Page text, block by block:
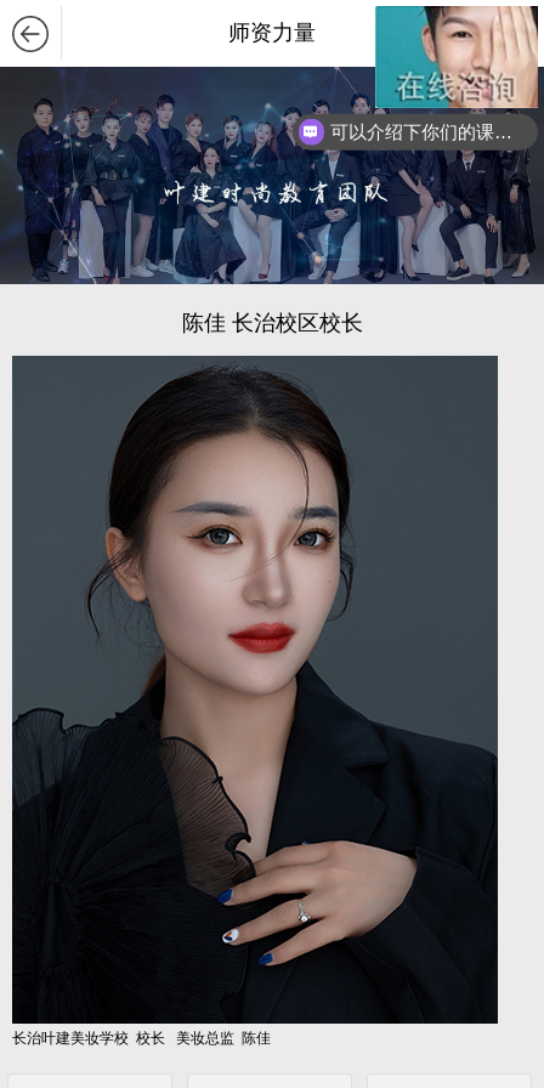
师资力量
陈佳 长治校区校长
长治叶建美妆学校 校长 美妆总监 陈佳
可以介绍下你们的课程么？